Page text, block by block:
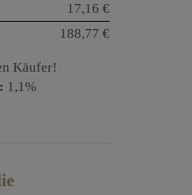
17,16 €
188,77 €
Käufer!
1,1%